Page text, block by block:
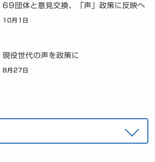
69団体と意見交換、「声」政策に反映へ
10月1日
現役世代の声を政策に
8月27日